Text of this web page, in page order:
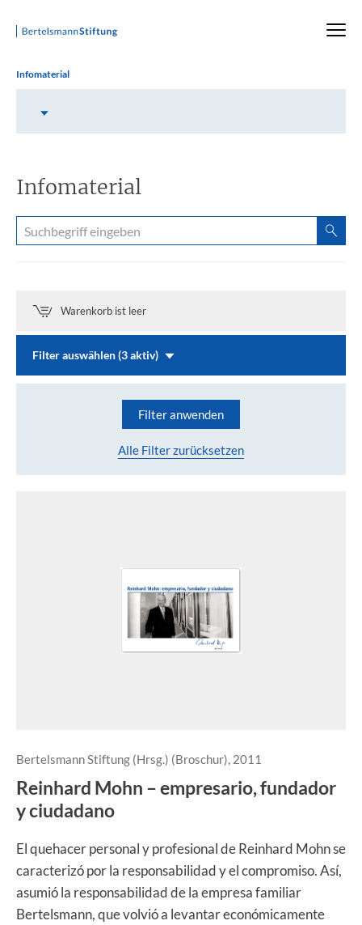
Startseite
Infomaterial
Inhalt auswählen
Infomaterial
Warenkorb ist leer
Filter auswählen (3 aktiv)
Filter anwenden
Alle Filter zurücksetzen
Bertelsmann Stiftung (Hrsg.) (Broschur), 2011
Reinhard Mohn – empresario, fundador
y ciudadano
El quehacer personal y profesional de Reinhard Mohn se
caracterizó por la responsabilidad y el compromiso. Así,
asumió la responsabilidad de la empresa familiar
Bertelsmann, que volvió a levantar económicamente